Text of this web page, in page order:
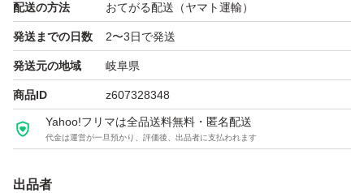
配送の方法 おてがる配送（ヤマト運輸）
発送までの日数 2〜3日で発送
発送元の地域 岐阜県
商品ID z607328348
Yahoo!フリマは全品送料無料・匿名配送
代金は運営が一旦預かり、評価後、出品者に支払われます
出品者